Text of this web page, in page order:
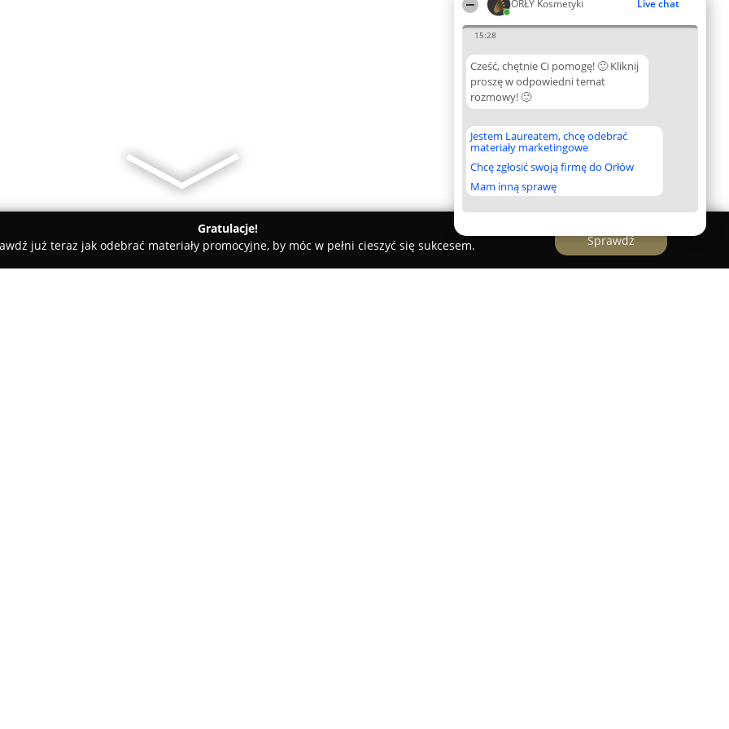
ORŁY Kosmetyki Live chat
15:28
Cześć, chętnie Ci pomogę! 🙂 Kliknij
proszę w odpowiedni temat
rozmowy! 🙂
Jestem Laureatem, chcę odebrać
materiały marketingowe
Chcę zgłosić swoją firmę do Orłów
Mam inną sprawę
Gratulacje!
już teraz jak odebrać materiały promocyjne, by móc w pełni cieszyć się sukcesem.
Sprawdź